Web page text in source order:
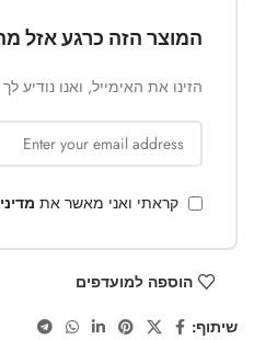
המוצר הזה כרגע אזל
הזינו את האימייל, ואנו נודיע
קראתי ואני מאשר את
הוספה למועדפים
שיתוף: